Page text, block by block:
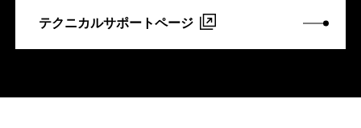
テクニカルサポートページ